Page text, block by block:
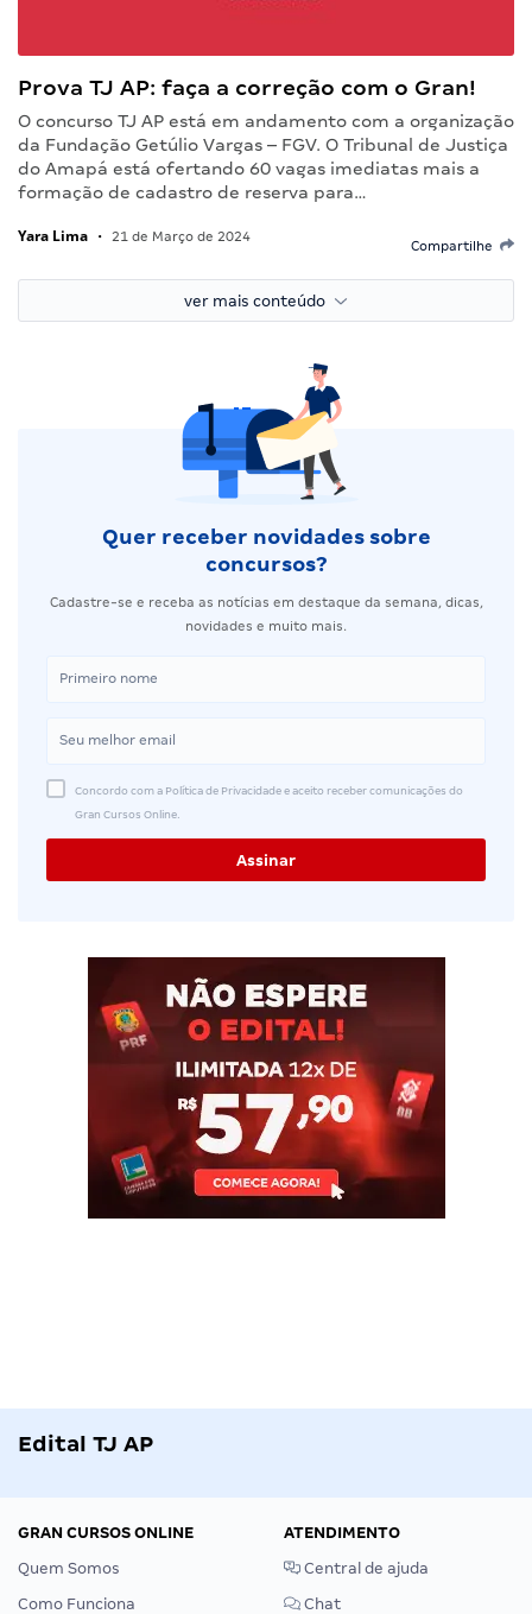
Prova TJ AP: faça a correção com o Gran!
O concurso TJ AP está em andamento com a organização
da Fundação Getúlio Vargas – FGV. O Tribunal de Justiça
do Amapá está ofertando 60 vagas imediatas mais a
formação de cadastro de reserva para…
Yara Lima • 21 de Março de 2024
Compartilhe
ver mais conteúdo
Quer receber novidades sobre
concursos?
Cadastre-se e receba as notícias em destaque da semana, dicas,
novidades e muito mais.
Concordo com a Política de Privacidade e aceito receber comunicações do
Gran Cursos Online.
Edital TJ AP
GRAN CURSOS ONLINE
Quem Somos
Como Funciona
ATENDIMENTO
Central de ajuda
Chat